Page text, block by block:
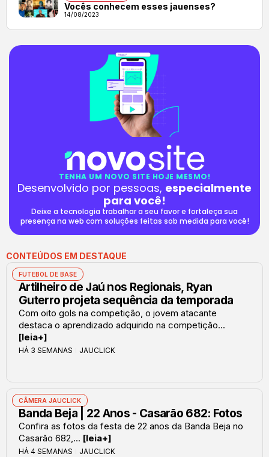
Vocês conhecem esses jauenses?
14/08/2023
TENHA UM NOVO SITE HOJE MESMO!
Desenvolvido por pessoas, especialmente
para você!
Deixe a tecnologia trabalhar a seu favor e fortaleça sua
presença na web com soluções feitas sob medida para você!
CONTEÚDOS EM DESTAQUE
FUTEBOL DE BASE
Artilheiro de Jaú nos Regionais, Ryan
Guterro projeta sequência da temporada
Com oito gols na competição, o jovem atacante
destaca o aprendizado adquirido na competição...
[leia+]
HÁ 3 SEMANAS JAUCLICK
CÂMERA JAUCLICK
Banda Beja | 22 Anos - Casarão 682: Fotos
Confira as fotos da festa de 22 anos da Banda Beja no
Casarão 682,... [leia+]
HÁ 4 SEMANAS JAUCLICK